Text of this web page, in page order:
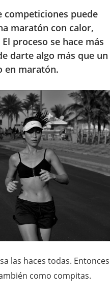
competiciones puede
maratón con calor,
proceso se hace más
darte algo más que un
en maratón.
las haces todas. Entonces
como compitas.